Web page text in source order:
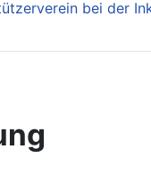
bei der